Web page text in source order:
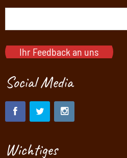
Ihr Feedback an uns
Social Media
Wichtiges